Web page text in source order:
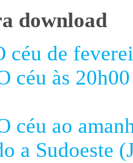
download
céu de
céu às
céu ao
a Sudoeste